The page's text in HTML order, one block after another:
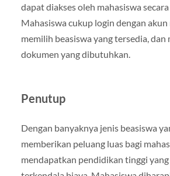
dapat diakses oleh mahasiswa
Mahasiswa cukup login dengan akun
memilih beasiswa yang tersedia, dan
dokumen yang dibutuhkan.
Penutup
Dengan banyaknya jenis beasiswa
memberikan peluang luas bagi
mendapatkan pendidikan tinggi